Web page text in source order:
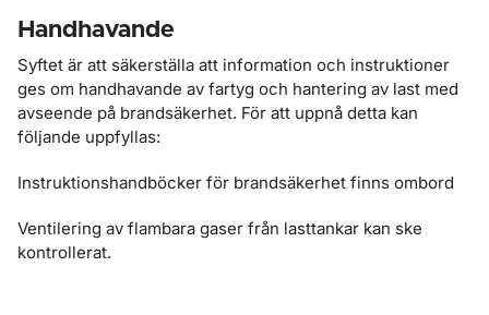
Handhavande
Syftet är att säkerställa att information och instruktioner
ges om handhavande av fartyg och hantering av last med
avseende på brandsäkerhet. För att uppnå detta kan
följande uppfyllas:
Instruktionshandböcker för brandsäkerhet finns ombord
Ventilering av flambara gaser från lasttankar kan ske
kontrollerat.